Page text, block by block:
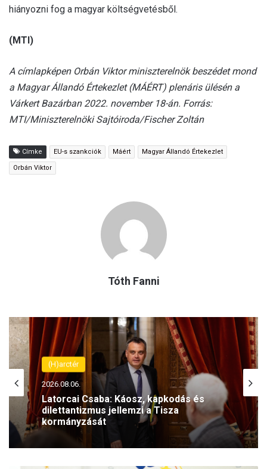
hiányozni fog a magyar költségvetésből.
(MTI)
A címlapképen Orbán Viktor miniszterelnök beszédet mond
a Magyar Állandó Értekezlet (MÁÉRT) plenáris ülésén a
Várkert Bazárban 2022. november 18-án. Forrás:
MTI/Miniszterelnöki Sajtóiroda/Fischer Zoltán
Címke EU-s szankciók Máért Magyar Állandó Értekezlet
Orbán Viktor
Tóth Fanni
(H)arctér
2026.08.06.
Latorcai Csaba: Káosz, kapkodás és
dilettantizmus jellemzi a Tisza
kormányzását